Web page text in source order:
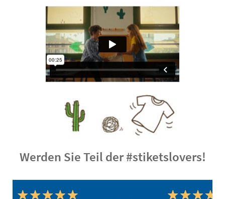
Werden Sie Teil der #stiketslovers!